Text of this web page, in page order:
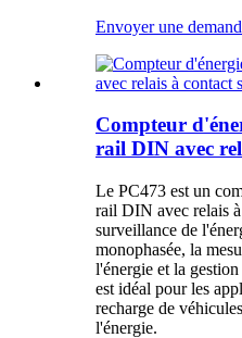
Envoyer une
Compteur
rail DIN avec
Le PC473 est un
rail DIN avec relais
surveillance de
monophasée, la
l'énergie et la
est idéal pour les
recharge de
l'énergie.